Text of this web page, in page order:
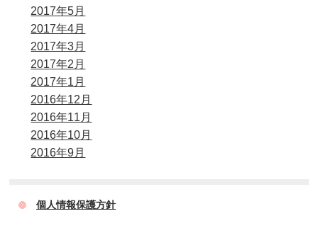
2017年5月
2017年4月
2017年3月
2017年2月
2017年1月
2016年12月
2016年11月
2016年10月
2016年9月
個人情報保護方針